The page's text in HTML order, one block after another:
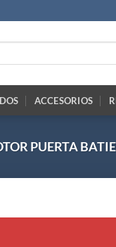
ACCESORIOS
PUERTA